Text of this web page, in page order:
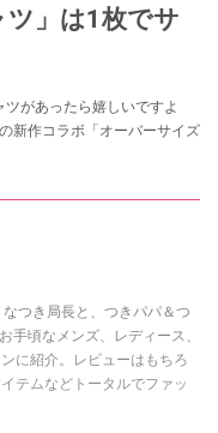
ツ」は1枚でサ
があったら嬉しいですよ
新作コラボ「オーバーサイズ
手頃なメンズ、レディース、
に紹介。レビューはもちろ
テムなどトータルでファッ